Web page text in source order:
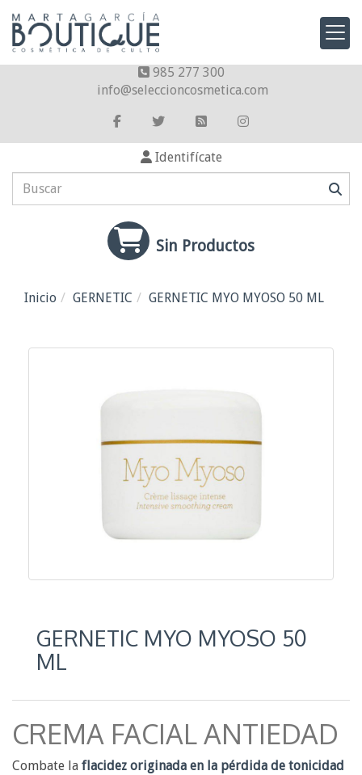
985 277 300
info
seleccioncosmetica.com
Identifícate
Sin Productos
Inicio GERNETIC GERNETIC MYO MYOSO 50 ML
GERNETIC MYO MYOSO 50
ML
CREMA FACIAL ANTIEDAD
Combate la flacidez originada en la pérdida de tonicidad